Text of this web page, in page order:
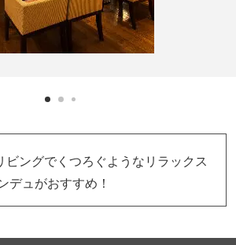
ングでくつろぐようなリラックス
デュがおすすめ！